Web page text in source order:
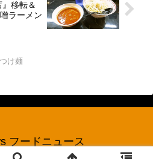
』移転＆
ラーメン
け麺
フードニュース